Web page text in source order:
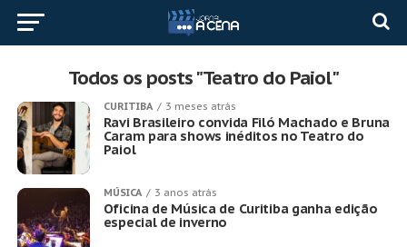
Todos os posts "Teatro do Paiol"
CURITIBA 3 meses atrás
Ravi Brasileiro convida Filó Machado e Bruna
Caram para shows inéditos no Teatro do
Paiol
MÚSICA 3 anos atrás
Oficina de Música de Curitiba ganha edição
especial de inverno